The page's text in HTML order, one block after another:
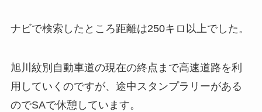
ナビで検索したところ距離は250キロ以上でした。
旭川紋別自動車道の現在の終点まで高速道路を利
用していくのですが、途中スタンプラリーがある
のでSAで休憩しています。